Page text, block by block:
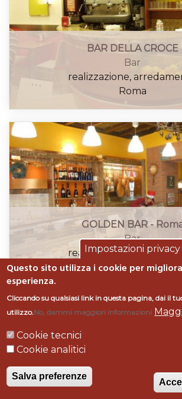
BAR DELLA CROCE
Bar
realizzazione,
Roma
GOLDEN BAR -
Bar
realizzazione,
Roma
© Bofrigor Arredamenti, Località
Castiglione della Pescaia (GR) - P.
-Privacy Policy e Cookie Policy
Impostazioni privacy
Questo sito utilizza i cookie per
esperienza.
Cliccando su qualsiasi link in questa pagina, dai il
utilizzo.No, dammi maggiori informazioni
Cookie tecnici
Cookie analitici
Salva preferenze